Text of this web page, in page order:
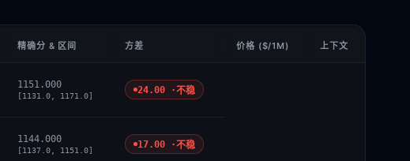
精确分 & 区间 方差 价格 ($/1M) 上下文
1151.000
[1131.0, 1171.0]
24.00 ·不稳
1144.000
[1137.0, 1151.0]
17.00 ·不稳